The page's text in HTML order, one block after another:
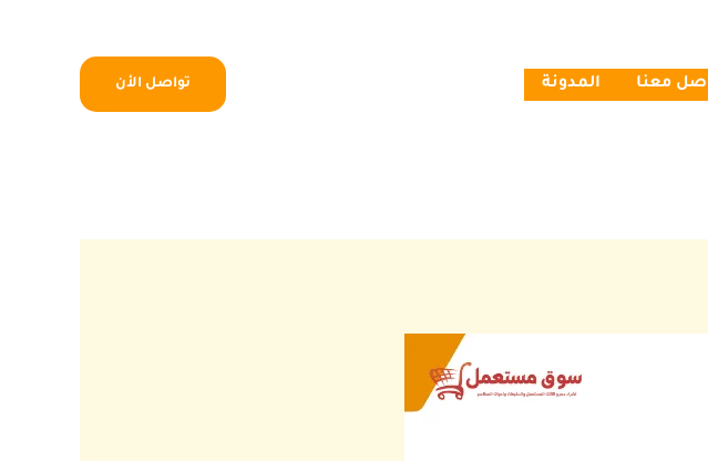
معنا المدونة تواصل الأن